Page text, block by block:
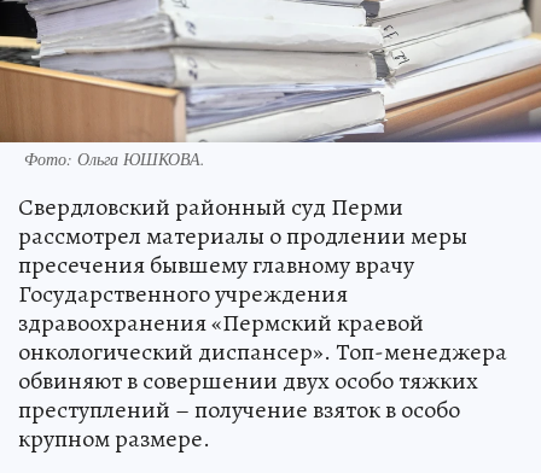
Фото: Ольга ЮШКОВА.
Свердловский районный суд Перми
рассмотрел материалы о продлении меры
пресечения бывшему главному врачу
Государственного учреждения
здравоохранения «Пермский краевой
онкологический диспансер». Топ-менеджера
обвиняют в совершении двух особо тяжких
преступлений – получение взяток в особо
крупном размере.